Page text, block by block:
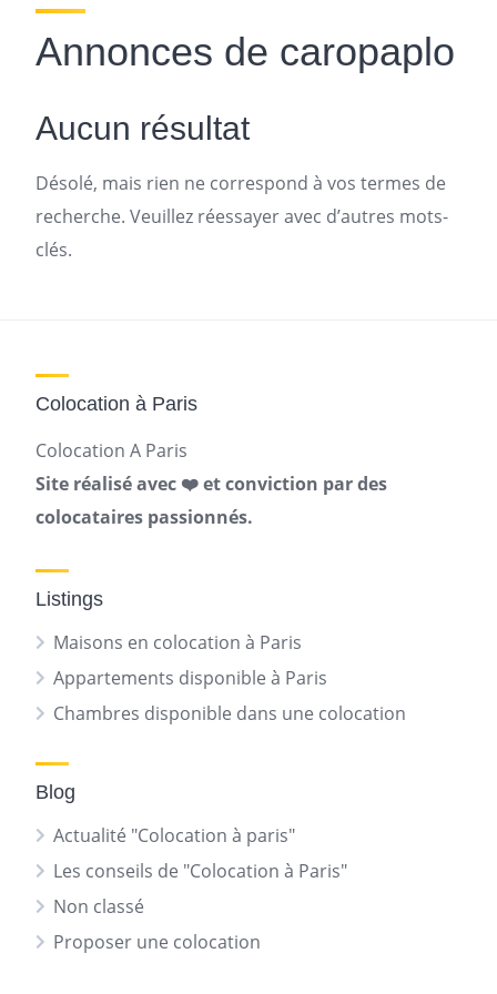
Annonces de caropaplo
Aucun résultat
Désolé, mais rien ne correspond à vos termes de
recherche. Veuillez réessayer avec d’autres mots-
clés.
Colocation à Paris
Colocation A Paris
Site réalisé avec ❤️ et conviction par des
colocataires passionnés.
Listings
Maisons en colocation à Paris
Appartements disponible à Paris
Chambres disponible dans une colocation
Blog
Actualité "Colocation à paris"
Les conseils de "Colocation à Paris"
Non classé
Proposer une colocation